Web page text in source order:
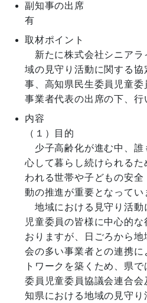
副知事の出席
有
取材ポイント
新たに株式会社シニアラ
域の見守り活動に関する
事、高知県民生委員児童
事業者代表の出席の下、行
内容
（１）目的
少子高齢化が進む中、誰
心して暮らし続けられる
われる世帯や子どもの安
動の推進が重要となってい
地域における見守り活動
児童委員の皆様に中心的
おりますが、日ごろから
会の多い事業者との連携
トワークを築くため、県
委員児童委員協議会連合
知県における地域の見守